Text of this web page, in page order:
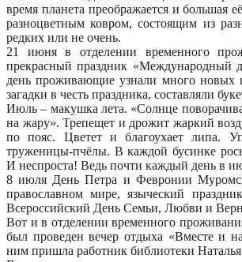
время планета преображается и большая
разноцветным ковром, состоящим из
редких или не очень.
21 июня в отделении временного
прекрасный праздник «Международный
день проживающие узнали много новых
загадки в честь праздника, составляли
Июль – макушка лета. «Солнце
на жару». Трепещет и дрожит жаркий
по пояс. Цветет и благоухает липа.
труженицы-пчёлы. В каждой бусинке
И неспроста! Ведь почти каждый день в
8 июля День Петра и Февронии
православном мире, языческий
Всероссийский День Семьи, Любви и
Вот и в отделении временного
был проведен вечер отдыха «Вместе и
ним пришла работник библиотеки